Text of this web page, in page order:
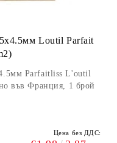
Loutil Parfait
Parfaitliss L'outil
във Франция, 1 брой
Цена без ДДС: